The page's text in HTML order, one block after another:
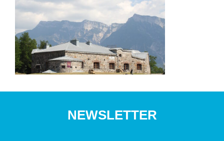
NEWSLETTER